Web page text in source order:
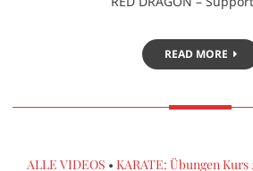
READ MORE
ALLE VIDEOS • KARATE: Übungen Kurs